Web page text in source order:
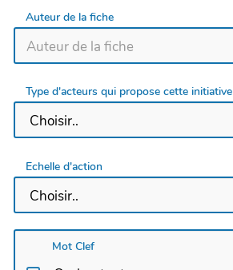
Auteur de la fiche
Type d'acteurs qui propose cette initiative
Echelle d'action
Mot Clef